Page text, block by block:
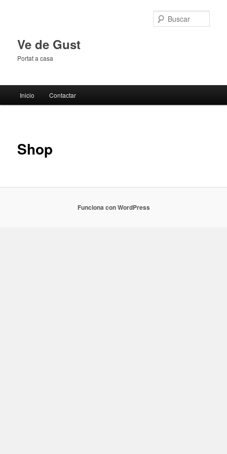
Ve de Gust
Portat a casa
Ir al contenido principal
Ir al contenido secundario
Inicio Contactar
Shop
Funciona con WordPress